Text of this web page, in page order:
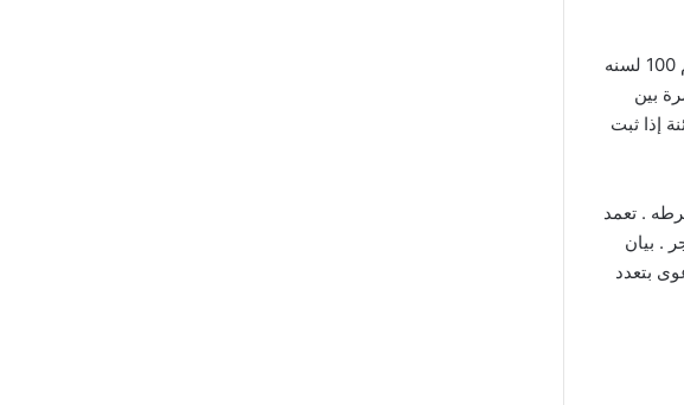
وحيث أنه نصت المادة (6) من القانون رقم 25 لسنه 1929 المعدل بالقانون رقم 100 لسنه
بين
إذا ثبت
. تعمد
. بيان
بتعدد